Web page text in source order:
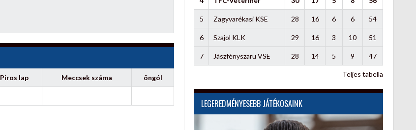
Piros lap Meccsek száma öngól
5 Zagyvarékasi KSE 28 16 6 6 54
6 Szajol KLK 29 16 3 10 51
7 Jászfényszaru VSE 28 14 5 9 47
Teljes tabella
LEGEREDMÉNYESEBB JÁTÉKOSAINK